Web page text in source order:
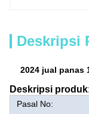
Deskripsi
2024 jual panas
Deskripsi
Pasal No: